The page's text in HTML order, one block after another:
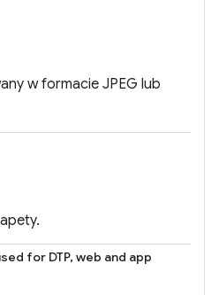
w formacie JPEG lub
for DTP, web and app